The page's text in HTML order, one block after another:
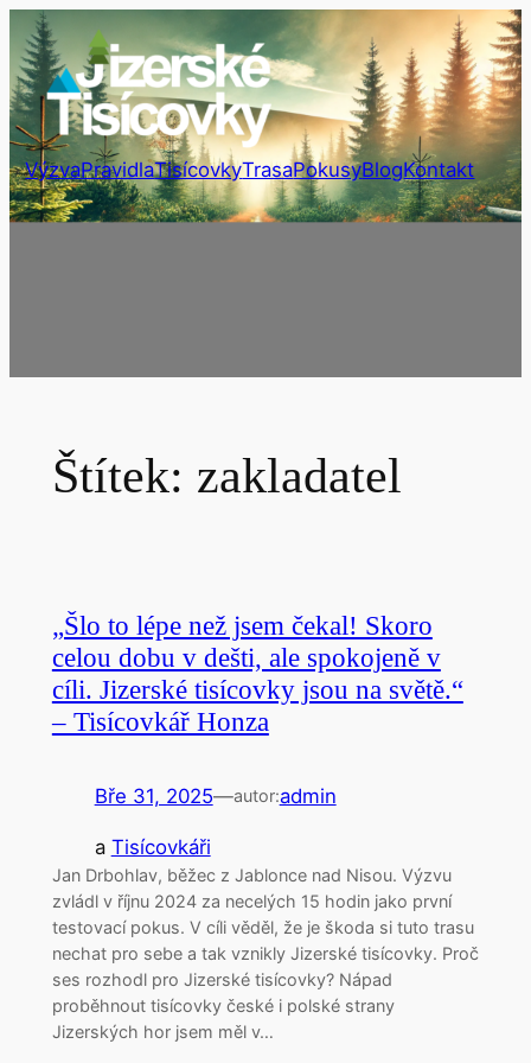
Přeskočit
na
obsah
VýzvaPravidlaTisícovkyTrasaPokusyBlogKontakt
Štítek: zakladatel
„Šlo to lépe než jsem čekal! Skoro
celou dobu v dešti, ale spokojeně v
cíli. Jizerské tisícovky jsou na světě.“
– Tisícovkář Honza
Bře 31, 2025—autor:admin
a Tisícovkáři
Jan Drbohlav, běžec z Jablonce nad Nisou. Výzvu
zvládl v říjnu 2024 za necelých 15 hodin jako první
testovací pokus. V cíli věděl, že je škoda si tuto trasu
nechat pro sebe a tak vznikly Jizerské tisícovky. Proč
ses rozhodl pro Jizerské tisícovky? Nápad
proběhnout tisícovky české i polské strany
Jizerských hor jsem měl v…